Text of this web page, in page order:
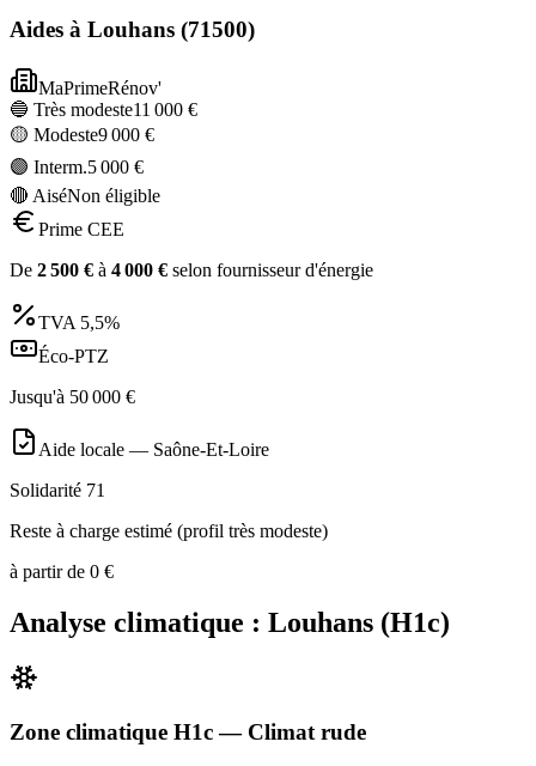
Aides à Louhans (71500)
MaPrimeRénov'
🔵 Très modeste11 000 €
🟡 Modeste9 000 €
🟣 Interm.5 000 €
🔴 AiséNon éligible
Prime CEE
De 2 500 € à 4 000 € selon fournisseur d'énergie
TVA 5,5%
Éco-PTZ
Jusqu'à 50 000 €
Aide locale — Saône-Et-Loire
Solidarité 71
Reste à charge estimé (profil très modeste)
à partir de 0 €
Analyse climatique : Louhans (H1c)
Zone climatique H1c— Climat rude